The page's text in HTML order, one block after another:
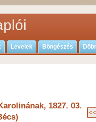
Levelek Böngészés
1827. 03.